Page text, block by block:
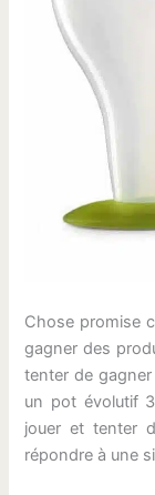
Chose promise
gagner des
tenter de
un pot évolutif
jouer et tenter
répondre à une